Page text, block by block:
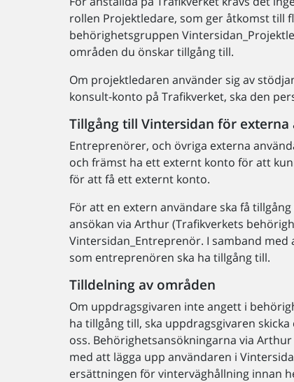
rollen Projektledare, som ger åtkomst till
behörighetsgruppen
områden du önskar tillgång till.
Om projektledaren använder sig av
konsult-konto på Trafikverket, ska den
Tillgång till Vintersidan för externa
Entreprenörer, och övriga externa
och främst ha ett externt konto för att
för att få ett externt konto.
För att en extern användare ska få
ansökan via Arthur (Trafikverkets
Vintersidan_Entreprenör. I samband
som entreprenören ska ha tillgång till.
Tilldelning av områden
Om uppdragsgivaren inte angett i
ha tillgång till, ska uppdragsgivaren
oss. Behörighetsansökningarna via
med att lägga upp användaren i
ersättningen för vinterväghållning innan